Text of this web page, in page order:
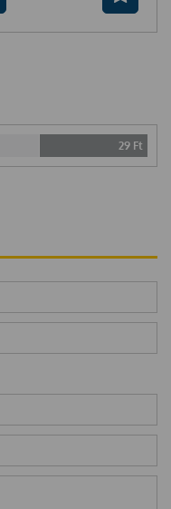
29 Ft